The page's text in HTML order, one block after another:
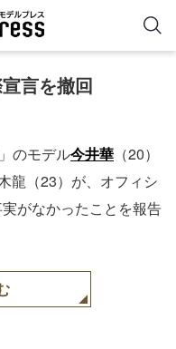
言を撤回
のモデル今井華 （20）
龍（23）が、オフィシ
がなかったことを報告